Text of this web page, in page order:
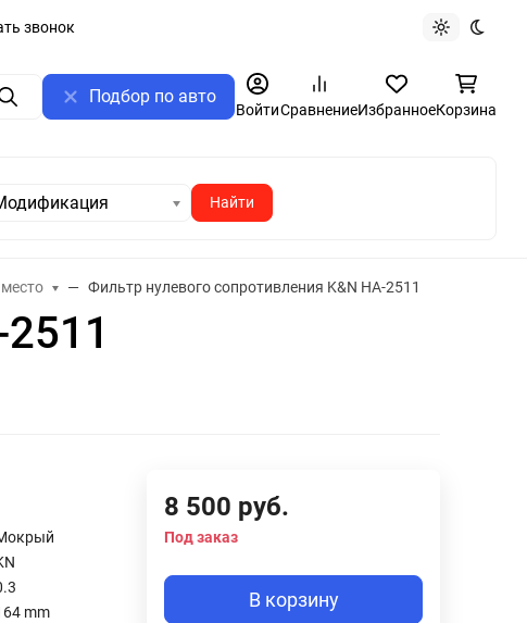
звонок
Светлая
Поиск
Подбор по авто
ВойтиСравнениеИзбранноеКорзина
Фильтр нулевого сопротивления K&N HA-2511
mm
8 500 руб.
Под заказ
В корзину